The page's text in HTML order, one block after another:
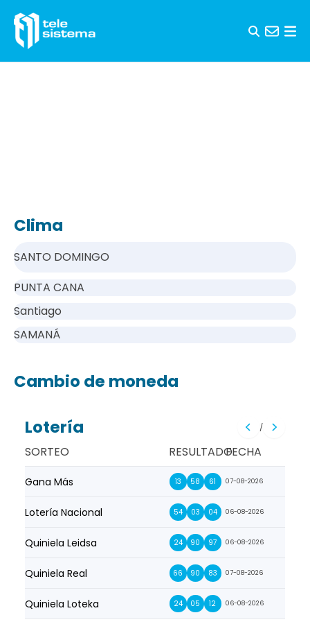
Clima
SANTO DOMINGO
PUNTA CANA
Santiago
SAMANÁ
Cambio de moneda
Lotería /
SORTEO RESULTADOFECHA
Gana Más 13 58 61 07-08-2026
Lotería Nacional 54 03 04 06-08-2026
Quiniela Leidsa 24 90 97 06-08-2026
Quiniela Real 66 90 83 07-08-2026
Quiniela Loteka 24 05 12 06-08-2026